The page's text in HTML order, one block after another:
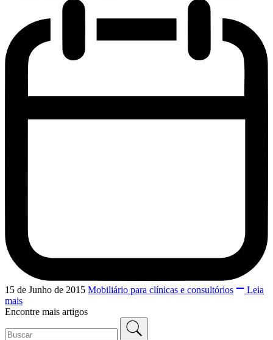
15 de Junho de 2015 Mobiliário para clínicas e consultórios
Leia
mais
Encontre mais artigos